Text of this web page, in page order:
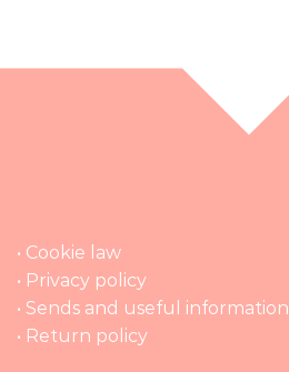
• Cookie law
• Privacy policy
• Sends and useful information
• Return policy